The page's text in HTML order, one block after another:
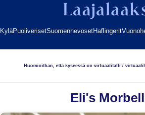
KyläPuoliverisetSuomenhevosetHaflingerit
Huomioithan, että kyseessä on virtuaalitalli /
Eli's